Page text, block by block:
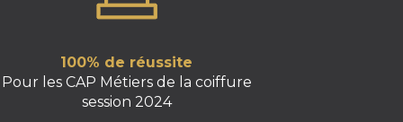
100% de réussite
Pour les CAP Métiers de la coiffure
session 2024